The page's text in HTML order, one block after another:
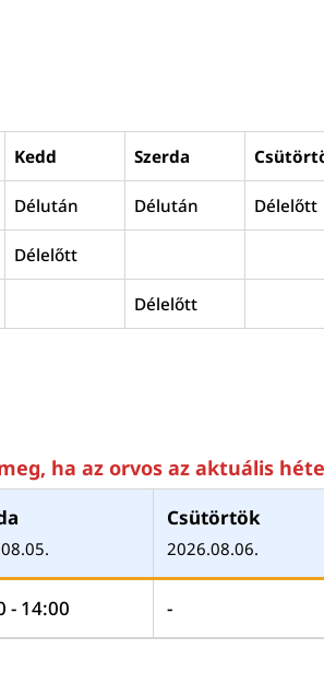
Kedd Szerda
Délután Délután Délelőtt
Délelőtt
Délelőtt
ha az orvos az aktuális
Csütörtök
2026.08.06.
- 14:00 -